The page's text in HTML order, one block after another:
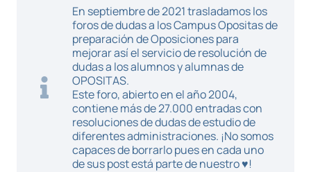
En septiembre de 2021 trasladamos los
foros de dudas a los Campus Opositas de
preparación de Oposiciones para
mejorar así el servicio de resolución de
dudas a los alumnos y alumnas de
OPOSITAS.
Este foro, abierto en el año 2004,
contiene más de 27.000 entradas con
resoluciones de dudas de estudio de
diferentes administraciones. ¡No somos
capaces de borrarlo pues en cada uno
de sus post está parte de nuestro ♥!